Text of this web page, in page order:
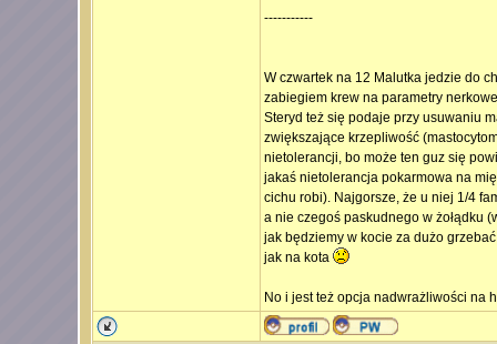
-----------
W czwartek na 12 Malutka jedzie do
zabiegiem krew na parametry
Steryd też się podaje przy usuwaniu
zwiększające krzepliwość
nietolerancji, bo może ten guz się
jakaś nietolerancja pokarmowa na
cichu robi). Najgorsze, że u niej 1/4
a nie czegoś paskudnego w żołądku
jak będziemy w kocie za dużo
jak na kota
No i jest też opcja nadwrażliwości na